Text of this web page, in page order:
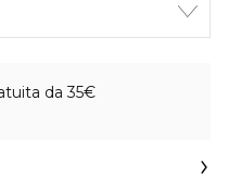
da 35€